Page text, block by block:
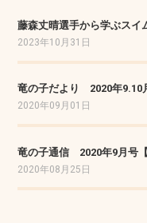
藤森丈晴選手から学ぶスイ
2023年10月31日
竜の子だより 2020年9.10
2020年09月01日
竜の子通信 2020年9月号【
2020年08月25日